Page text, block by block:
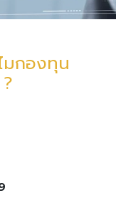
มกองทุน